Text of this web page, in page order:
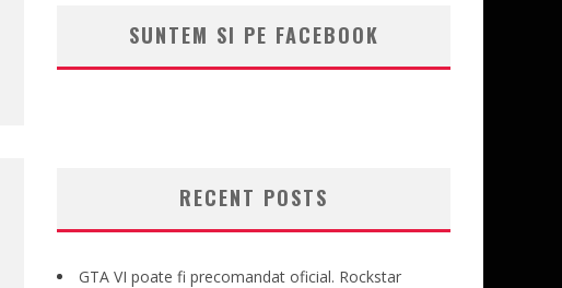
SUNTEM SI PE FACEBOOK
RECENT POSTS
GTA VI poate fi precomandat oficial. Rockstar